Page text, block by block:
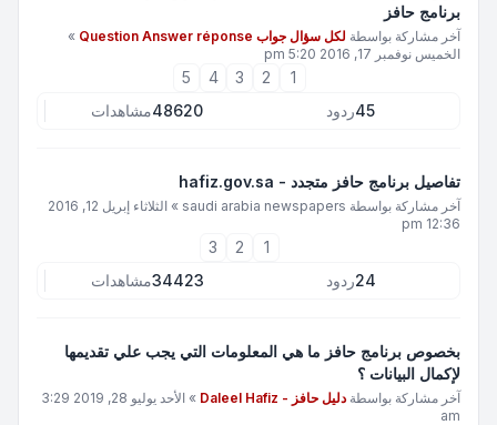
برنامج حافز
آخر مشاركة بواسطة لكل سؤال جواب Question Answer réponse
»
الخميس نوفمبر 17, 2016 5:20 pm
1
2
3
4
5
45ردود 48620مشاهدات
تفاصيل برنامج حافز متجدد - hafiz.gov.sa
آخر مشاركة بواسطة saudi arabia newspapers
»
الثلاثاء إبريل 12, 2016
12:36 pm
1
2
3
24ردود 34423مشاهدات
بخصوص برنامج حافز ما هي المعلومات التي يجب علي تقديمها
لإكمال البيانات ؟
آخر مشاركة بواسطةدليل حافز - Daleel Hafiz »
الأحد يوليو 28, 2019 3:29
am